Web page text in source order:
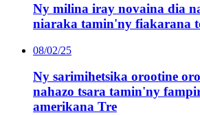
Ny milina iray novaina dia
niaraka tamin'ny fiakarana
08/02/25
Ny sarimihetsika orootine
nahazo tsara tamin'ny
amerikana Tre